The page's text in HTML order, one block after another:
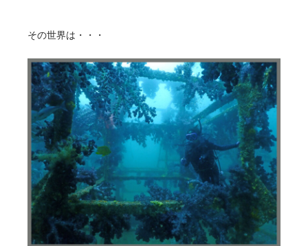
その世界は・・・